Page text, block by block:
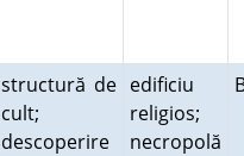
structură de
cult;
descoperire
edificiu
religios;
necropolă